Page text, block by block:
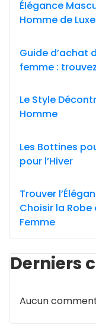
Élégance
Homme de Luxe
Guide d’achat
femme :
Le Style
Homme
Les Bottines
pour l’Hiver
Trouver
Choisir la
Femme
Derniers
Aucun